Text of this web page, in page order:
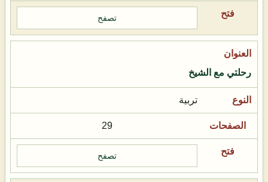
تصفح
رحلتي مع الشيخ
تربية
29
تصفح